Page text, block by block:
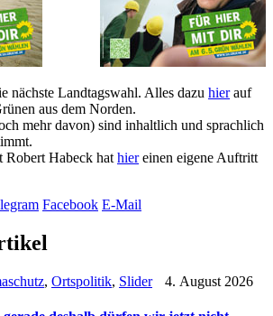
nächste Landtagswahl. Alles dazu hierauf
aus dem Norden.
mehr davon) sind inhaltlich und sprachlich
Robert Habeck hat hiereinen eigene Auftritt
Facebook E-Mail
, Ortspolitik, Slider 4. August 2026